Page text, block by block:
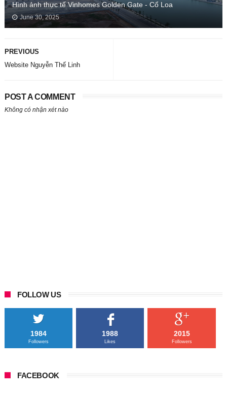
Hình ảnh thực tế Vinhomes Golden Gate - Cổ Loa
June 30, 2025
PREVIOUS
Website Nguyễn Thế Linh
POST A COMMENT
Không có nhận xét nào
FOLLOW US
1984
Followers
1988
Likes
2015
Followers
FACEBOOK